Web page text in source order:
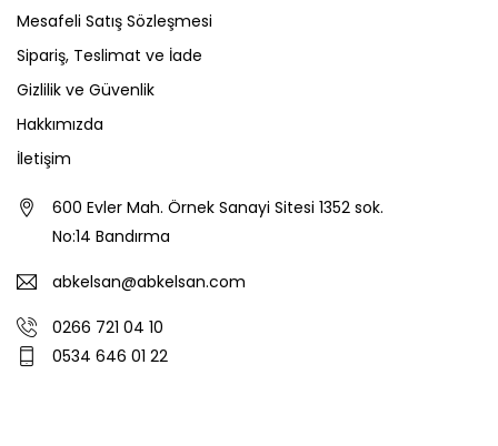
Mesafeli Satış Sözleşmesi
Sipariş, Teslimat ve İade
Gizlilik ve Güvenlik
Hakkımızda
İletişim
600 Evler Mah. Örnek Sanayi Sitesi 1352 sok.
No:14 Bandırma
abkelsan@abkelsan.com
0266 721 04 10
0534 646 01 22